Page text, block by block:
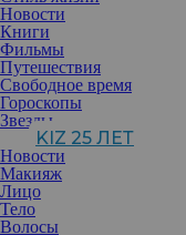
Новости
Книги
Фильмы
Путешествия
Свободное время
Гороскопы
Звезды
KIZ 25 ЛЕТ
Новости
Макияж
Лицо
Тело
Волосы
Cобрали главные
переосмыслить эти